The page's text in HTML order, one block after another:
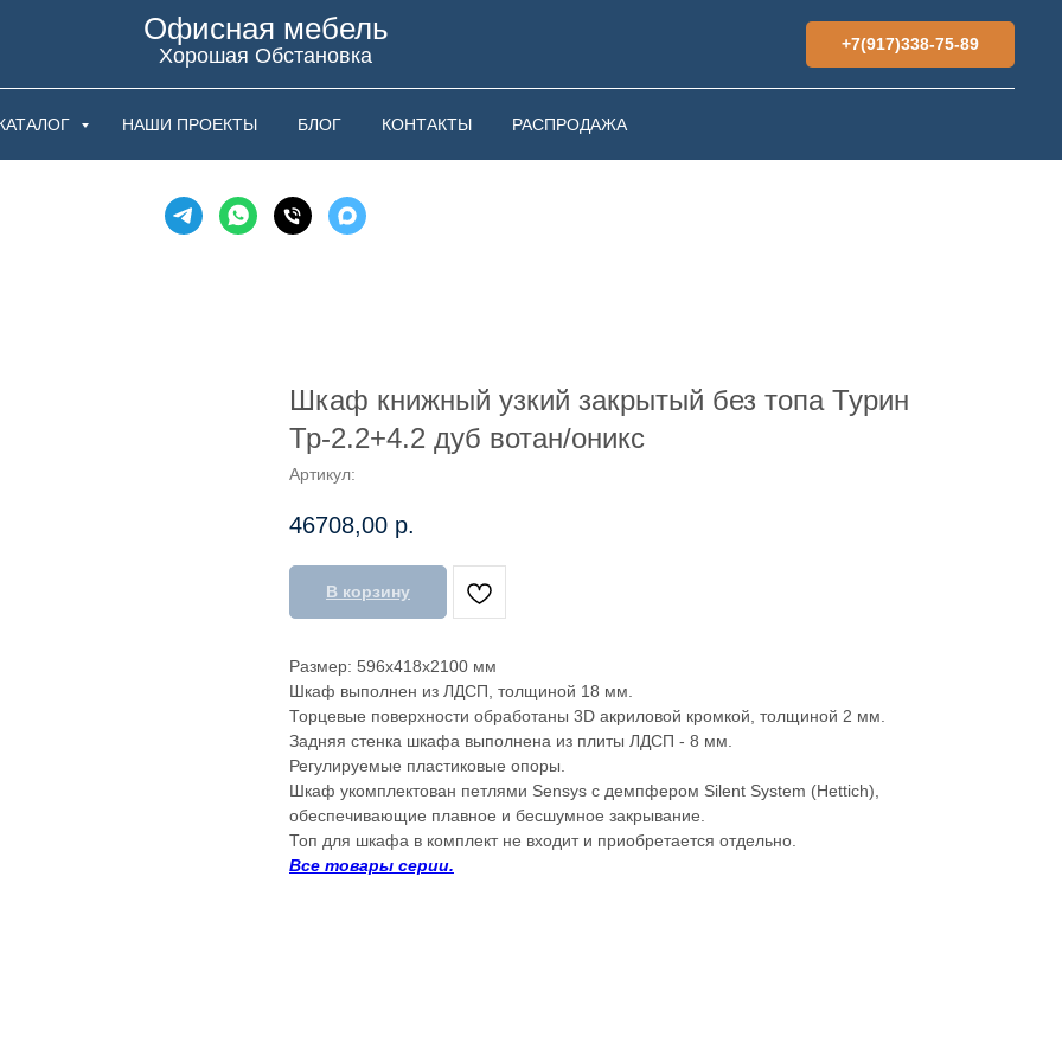
Офисная мебель
Хорошая Обстановка +7(917)338-75-89
НАШИ ПРОЕКТЫ БЛОГ КОНТАКТЫ РАСПРОДАЖА
Шкаф книжный узкий закрытый без топа Турин
Тр-2.2+4.2 дуб вотан/оникс
Артикул:
46708,00 р.
В корзину
Размер: 596x418x2100 мм
Шкаф выполнен из ЛДСП, толщиной 18 мм.
Торцевые поверхности обработаны 3D акриловой кромкой, толщиной 2 мм.
Задняя стенка шкафа выполнена из плиты ЛДСП - 8 мм.
Регулируемые пластиковые опоры.
Шкаф укомплектован петлями Sensys c демпфером Silent System (Hettich),
обеспечивающие плавное и бесшумное закрывание.
Топ для шкафа в комплект не входит и приобретается отдельно.
Все товары серии.